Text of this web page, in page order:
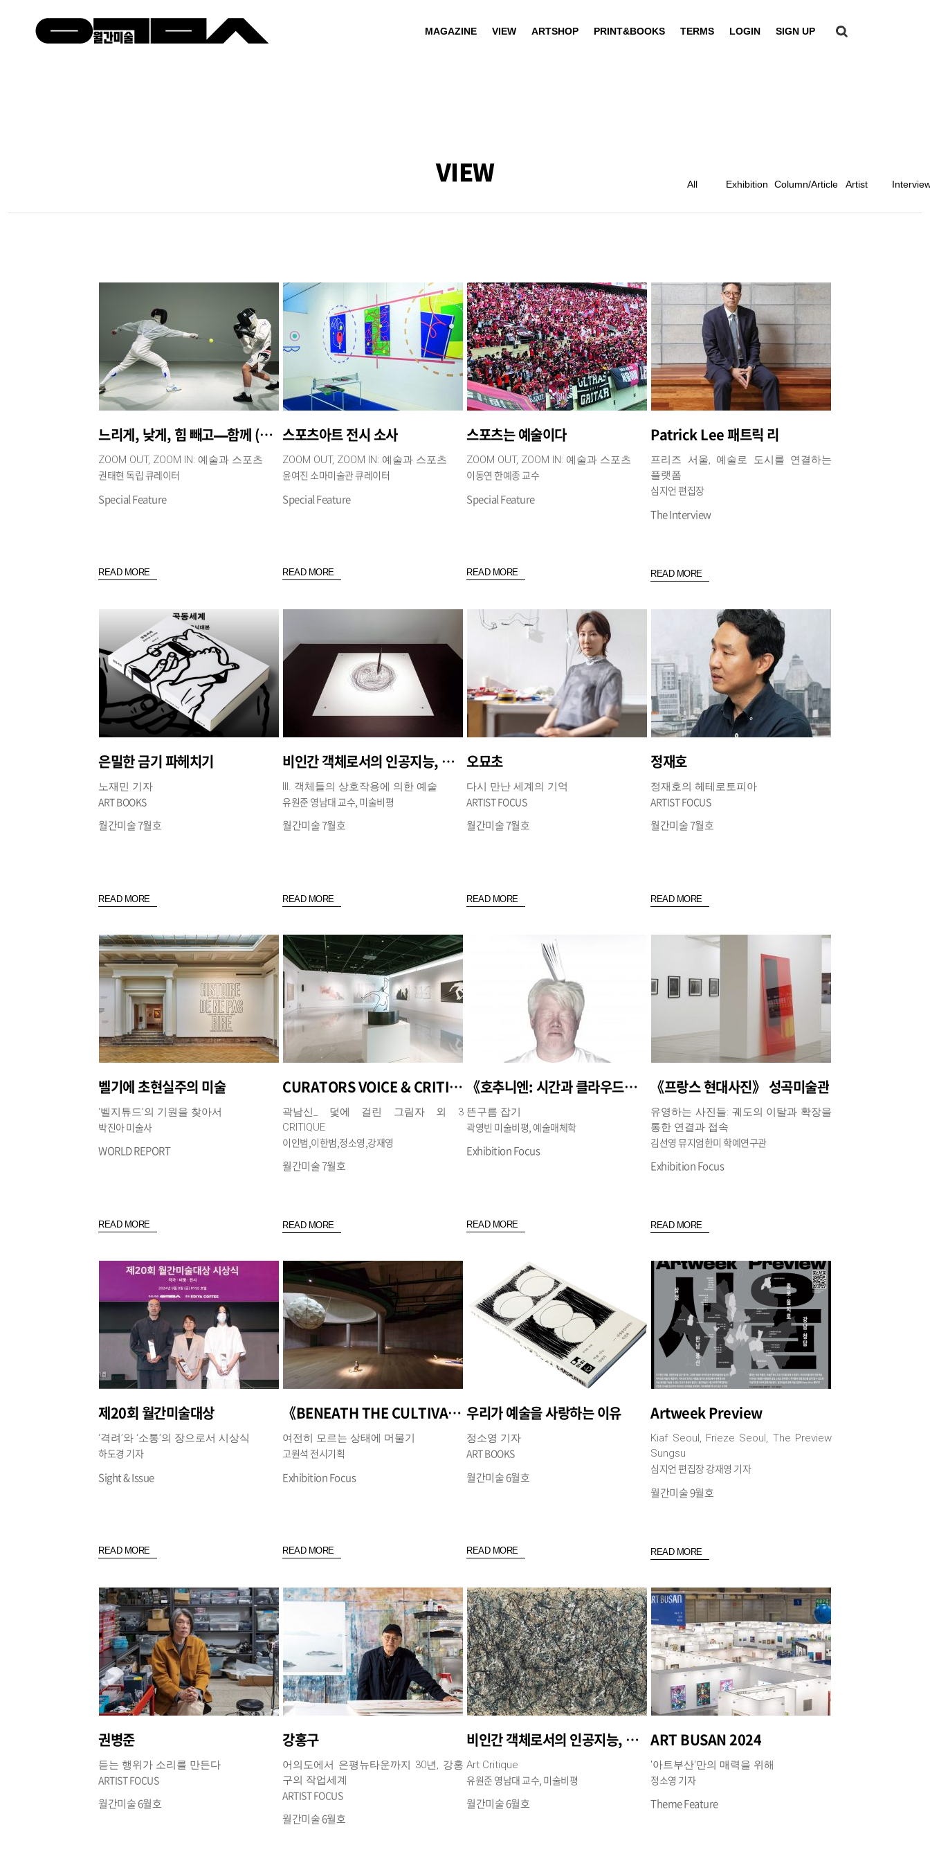
MAGAZINE VIEW ARTSHOP PRINT&BOOKS TERMS LOGIN SIGN UP
VIEW All Exhibition Column/Article Artist
느리게, 낮게, 힘 빼고—함께 (그러나 모두 다른 방향으로) 더 멀리
ZOOM OUT, ZOOM IN: 예술과 스포츠
권태현 독립 큐레이터
Special Feature
READ MORE
스포츠아트 전시 소사
ZOOM OUT, ZOOM IN: 예술과 스포츠
윤여진 소마미술관 큐레이터
Special Feature
READ MORE
스포츠는 예술이다
ZOOM OUT, ZOOM IN: 예술과 스포츠
이동연 한예종 교수
Special Feature
READ MORE
Patrick Lee 패트릭 리
프리즈 서울, 예술로 도시를 연결하는
플랫폼
심지언 편집장
The Interview
READ MORE
은밀한 금기 파헤치기
노재민 기자
ART BOOKS
월간미술 7월호
READ MORE
비인간 객체로서의 인공지능, 예술 주체로서의 성립 가능성
III. 객체들의 상호작용에 의한 예술
유원준 영남대 교수, 미술비평
월간미술 7월호
READ MORE
오묘초
다시 만난 세계의 기억
ARTIST FOCUS
월간미술 7월호
READ MORE
정재호
정재호의 헤테로토피아
ARTIST FOCUS
월간미술 7월호
READ MORE
벨기에 초현실주의 미술
‘벨지튜드’의 기원을 찾아서
박진아 미술사
WORLD REPORT
READ MORE
CURATORS VOICE & CRITIQUE
곽남신_ 덫에 걸린 그림자 외 3
CRITIQUE
이인범,이한범,정소영,강재영
월간미술 7월호
READ MORE
《호추니엔: 시간과 클라우드》 아트선재센터
뜬구름 잡기
곽영빈 미술비평, 예술매체학
Exhibition Focus
READ MORE
《프랑스 현대사진》 성곡미술관
유영하는 사진들: 궤도의 이탈과 확장을
통한 연결과 접속
김선영 뮤지엄한미 학예연구관
Exhibition Focus
READ MORE
제20회 월간미술대상
‘격려’와 ‘소통’의 장으로서 시상식
하도경 기자
Sight & Issue
READ MORE
《BENEATH THE CULTIVATED GROUNDS, SECRETS AWAIT》 송은
여전히 모르는 상태에 머물기
고원석 전시기획
Exhibition Focus
READ MORE
우리가 예술을 사랑하는 이유
정소영 기자
ART BOOKS
월간미술 6월호
READ MORE
Artweek Preview
Kiaf Seoul, Frieze Seoul, The Preview
Sungsu
심지언 편집장 강재영 기자
월간미술 9월호
READ MORE
권병준
듣는 행위가 소리를 만든다
ARTIST FOCUS
월간미술 6월호
강홍구
어의도에서 은평뉴타운까지 30년, 강홍
구의 작업세계
ARTIST FOCUS
월간미술 6월호
비인간 객체로서의 인공지능, 예술 주체로서의 성립 가능성
Art Critique
유원준 영남대 교수, 미술비평
월간미술 6월호
ART BUSAN 2024
'아트부산'만의 매력을 위해
정소영 기자
Theme Feature